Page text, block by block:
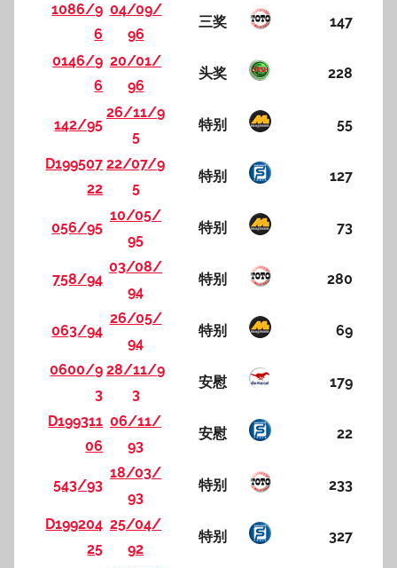
1086/9
6
04/09/
96
三奖 147
0146/9
6
20/01/
96
头奖 228
142/95
26/11/9
5
特别 55
D199507
22
22/07/9
5
特别 127
056/95
10/05/
95
特别 73
758/94
03/08/
94
特别 280
063/94
26/05/
94
特别 69
0600/9
3
28/11/9
3
安慰 179
D199311
06
06/11/
93
安慰 22
543/93
18/03/
93
特别 233
D199204
25
25/04/
92
特别 327